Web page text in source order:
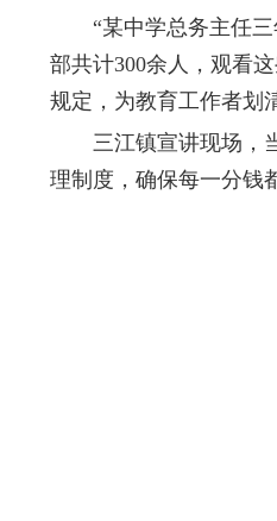
“某中学总务主任三
部共计300余人，观看
规定，为教育工作者划
三江镇宣讲现场，当
理制度，确保每一分钱